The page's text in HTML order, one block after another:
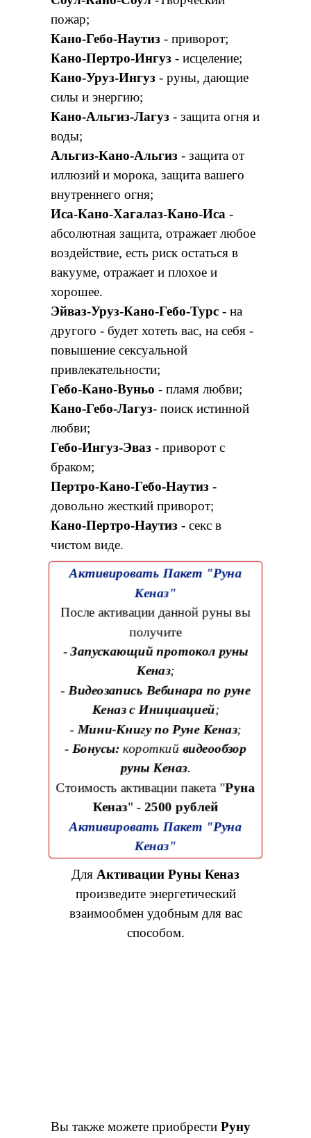
пожар;
Кано-Гебо-Наутиз- приворот;
Кано-Пертро-Ингуз- исцеление;
Кано-Уруз-Ингуз- руны, дающие
силы и энергию;
Кано-Альгиз-Лагуз- защита огня и
воды;
Альгиз-Кано-Альгиз- защита от
иллюзий и морока, защита вашего
внутреннего огня;
Иса-Кано-Хагалаз-Кано-Иса-
абсолютная защита, отражает любое
воздействие, есть риск остаться в
вакууме, отражает и плохое и
хорошее.
Эйваз-Уруз-Кано-Гебо-Турс- на
другого - будет хотеть вас, на себя -
повышение сексуальной
привлекательности;
Гебо-Кано-Вуньо - пламя любви;
Кано-Гебо-Лагуз- поиск истинной
любви;
Гебо-Ингуз-Эваз- приворот с
браком;
Пертро-Кано-Гебо-Наутиз-
довольно жесткий приворот;
Кано-Пертро-Наутиз- секс в
чистом виде.
Активировать Пакет "Руна
Кеназ"
После активации данной руны вы
получите
-Запускающий протокол руны
Кеназ;
-Видеозапись Вебинара по руне
Кеназ с Инициацией;
- Мини-Книгу по Руне Кеназ;
- Бонусы:короткий видеообзор
руны Кеназ.
Стоимость активации пакета "Руна
Кеназ" - 2500 рублей
Активировать Пакет "Руна
Кеназ"
Для Активации Руны Кеназ
произведите энергетический
взаимообмен удобным для вас
способом.
Вы также можете приобрести Руну